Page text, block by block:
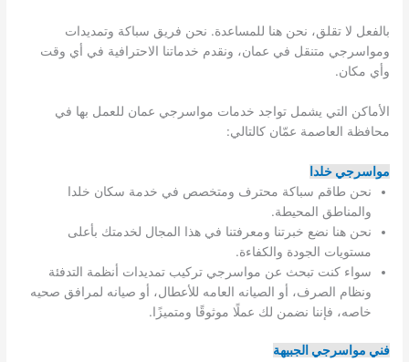
بالفعل لا تقلق، نحن هنا للمساعدة. نحن فريق سباكة وتمديدات
ومواسرجي متنقل في عمان، ونقدم خدماتنا الاحترافية في أي وقت
وأي مكان.
الأماكن التي يشمل تواجد خدمات مواسرجي عمان للعمل بها في
محافظة العاصمة عمّان كالتالي:
مواسرجي خلدا
نحن طاقم سباكة محترف ومتخصص في خدمة سكان خلدا
والمناطق المحيطة.
نحن هنا نضع خبرتنا ومعرفتنا في هذا المجال لخدمتك بأعلى
مستويات الجودة والكفاءة.
سواء كنت تبحث عن مواسرجي تركيب تمديدات أنظمة التدفئة
ونظام الصرف، أو الصيانه العامه للأعطال، أو صيانه لمرافق صحيه
خاصه، فإننا نضمن لك عملًا موثوقًا ومتميزًا.
فني مواسرجي الجبيهة